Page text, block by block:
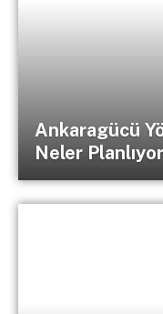
Ankaragücü
Neler